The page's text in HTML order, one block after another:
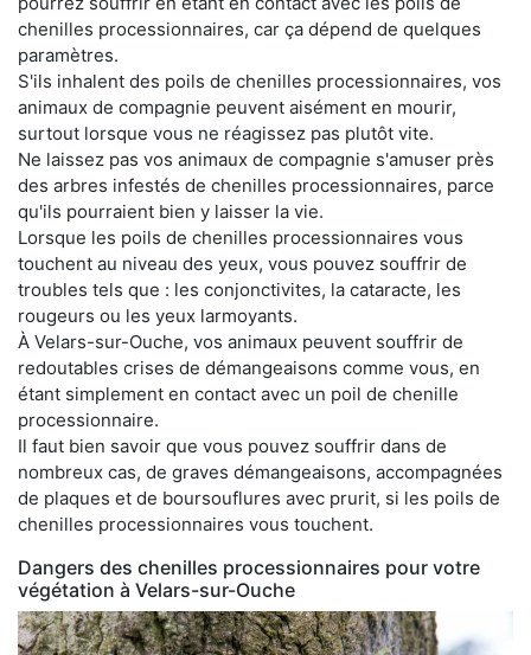
chenilles processionnaires, car ça dépend de quelques
paramètres.
S'ils inhalent des poils de chenilles processionnaires, vos
animaux de compagnie peuvent aisément en mourir,
surtout lorsque vous ne réagissez pas plutôt vite.
Ne laissez pas vos animaux de compagnie s'amuser près
des arbres infestés de chenilles processionnaires, parce
qu'ils pourraient bien y laisser la vie.
Lorsque les poils de chenilles processionnaires vous
touchent au niveau des yeux, vous pouvez souffrir de
troubles tels que : les conjonctivites, la cataracte, les
rougeurs ou les yeux larmoyants.
À Velars-sur-Ouche, vos animaux peuvent souffrir de
redoutables crises de démangeaisons comme vous, en
étant simplement en contact avec un poil de chenille
processionnaire.
Il faut bien savoir que vous pouvez souffrir dans de
nombreux cas, de graves démangeaisons, accompagnées
de plaques et de boursouflures avec prurit, si les poils de
chenilles processionnaires vous touchent.
Dangers des chenilles processionnaires pour votre
végétation à Velars-sur-Ouche